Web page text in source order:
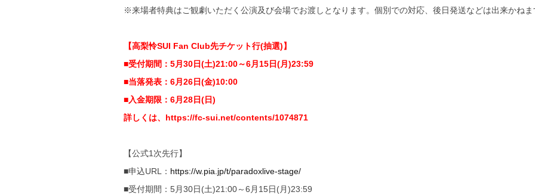
※来場者特典はご観劇いただく公演及び会場でお渡しとなります。個別での対応、後日発送などは出来かねま
【高梨怜SUI Fan Club先チケット行(抽選)】
■受付期間：5月30日(土)21:00～6月15日(月)23:59
■当落発表：6月26日(金)10:00
■入金期限：6月28日(日)
詳しくは、 https://fc-sui.net/contents/1074871
【公式1次先行】
■申込URL： https://w.pia.jp/t/paradoxlive-stage/
■受付期間：5月30日(土)21:00～6月15日(月)23:59